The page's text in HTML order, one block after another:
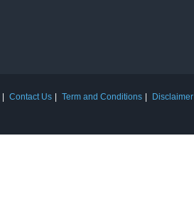
Contact Us Term and Conditions Disclaimer